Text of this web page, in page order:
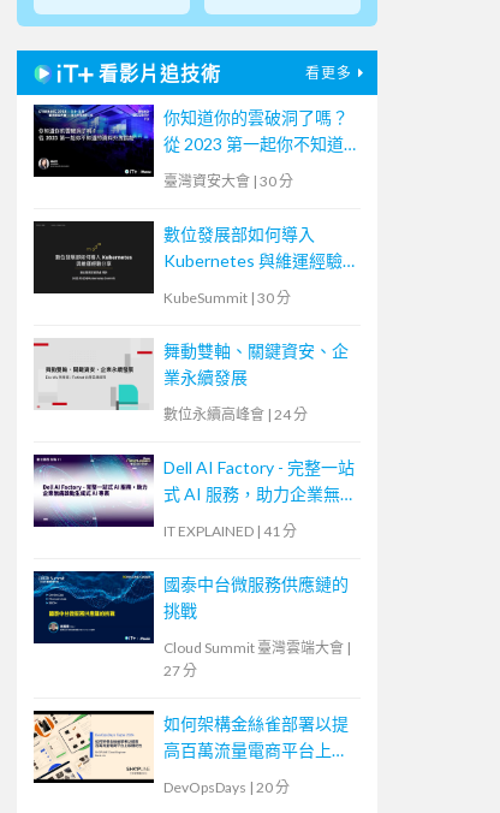
看影片追技術 看更多
你知道你的雲破洞了嗎？
從 2023 第一起你不知道
的資料外洩談起。
臺灣資安大會 | 30 分
數位發展部如何導入
Kubernetes 與維運經驗
KubeSummit | 30 分
舞動雙軸、關鍵資安、企
業永續發展
數位永續高峰會 | 24 分
Dell AI Factory - 完整一站
式 AI 服務，助力企業無
痛啟動生成式 AI 專案
IT EXPLAINED | 41 分
國泰中台微服務供應鏈的
挑戰
Cloud Summit 臺灣雲端大會 |
27 分
如何架構金絲雀部署以提
高百萬流量電商平台上版
DevOpsDays | 20 分